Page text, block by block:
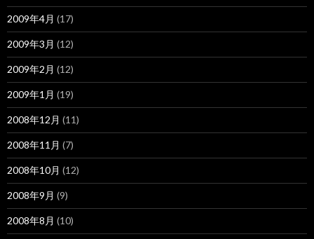
2009年4月 (17)
2009年3月 (12)
2009年2月 (12)
2009年1月 (19)
2008年12月 (11)
2008年11月 (7)
2008年10月 (12)
2008年9月 (9)
2008年8月 (10)